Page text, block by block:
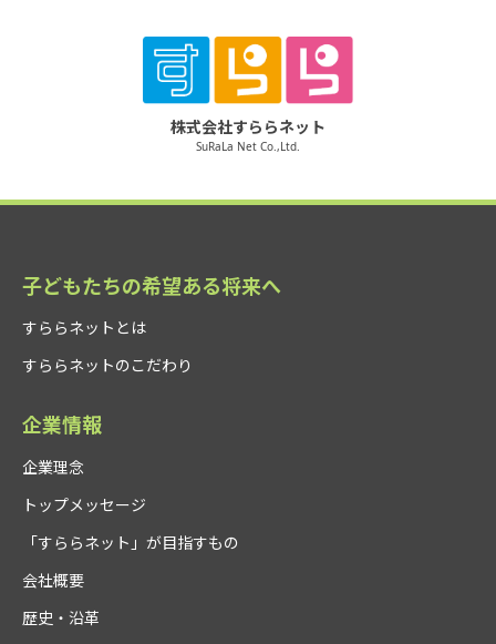
株式会社すららネット
SuRaLa Net Co.,Ltd.
子どもたちの希望ある将来へ
すららネットとは
すららネットのこだわり
企業情報
企業理念
トップメッセージ
「すららネット」が目指すもの
会社概要
歴史・沿革